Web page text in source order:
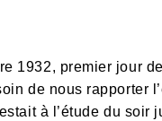
1932, premier jour
de nous rapporter
à l’étude du soir